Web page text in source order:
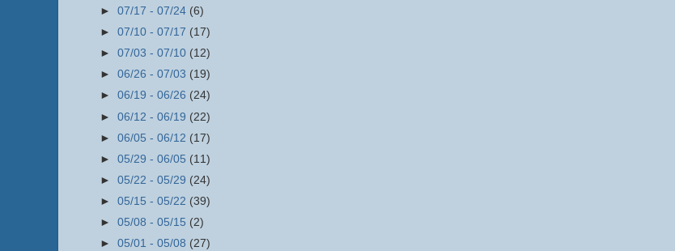
► 07/17 - 07/24 (6)
► 07/10 - 07/17 (17)
► 07/03 - 07/10 (12)
► 06/26 - 07/03 (19)
► 06/19 - 06/26 (24)
► 06/12 - 06/19 (22)
► 06/05 - 06/12 (17)
► 05/29 - 06/05 (11)
► 05/22 - 05/29 (24)
► 05/15 - 05/22 (39)
► 05/08 - 05/15 (2)
► 05/01 - 05/08 (27)